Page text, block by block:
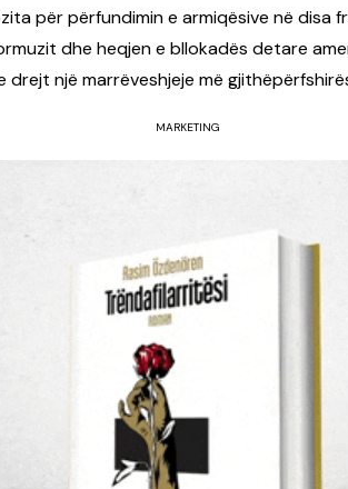
për përfundimin e armiqësive në disa
dhe heqjen e bllokadës detare
një marrëveshjeje më
MARKETING